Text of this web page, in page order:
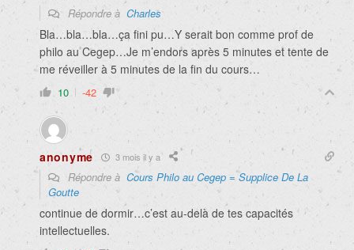
Répondre à Charles
Bla…bla…bla…ça fini pu…Y serait bon comme prof de
philo au Cegep…Je m’endors après 5 minutes et tente de
me réveiller à 5 minutes de la fin du cours…
10 -42
anonyme 3 mois il y a
Répondre à Cours Philo au Cegep = Supplice De La
Goutte
continue de dormir…c’est au-delà de tes capacités
intellectuelles.